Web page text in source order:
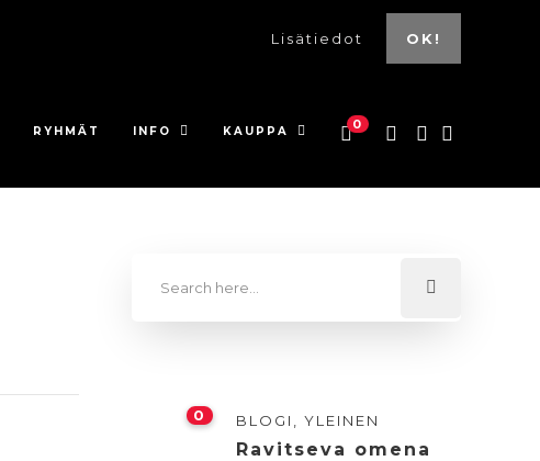
Lisätiedot OK!
RYHMÄT INFO KAUPPA 0
0 BLOGI YLEINEN
Ravitseva omena